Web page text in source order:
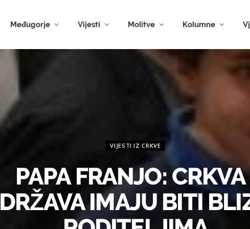
Međugorje Vijesti Molitve Kolumne
VIJESTI IZ CRKVE
PAPA FRANJO: CRKVA
DRŽAVA IMAJU BITI